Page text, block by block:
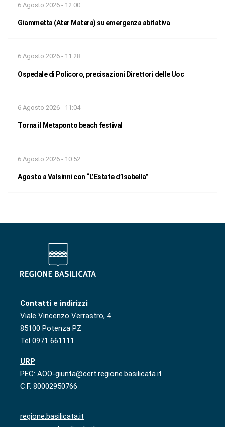
6 Agosto 2026 - 12:00
Giammetta (Ater Matera) su emergenza abitativa
6 Agosto 2026 - 11:28
Ospedale di Policoro, precisazioni Direttori delle Uoc
6 Agosto 2026 - 11:04
Torna il Metaponto beach festival
6 Agosto 2026 - 10:52
Agosto a Valsinni con “L’Estate d’Isabella”
Contatti e indirizzi
Viale Vincenzo Verrastro, 4
85100 Potenza PZ
Tel 0971 661111
URP
PEC: AOO-giunta@cert.regione.basilicata.it
C.F. 80002950766
regione.basilicata.it